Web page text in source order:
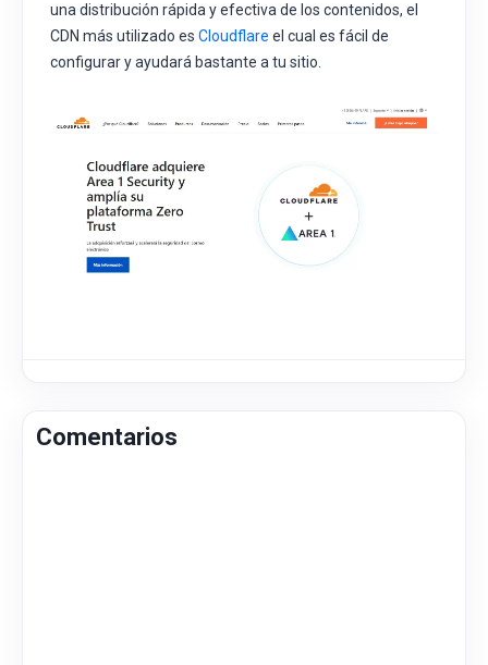
una distribución rápida y efectiva de los contenidos, el
CDN más utilizado es Cloudflare el cual es fácil de
configurar y ayudará bastante a tu sitio.
Comentarios